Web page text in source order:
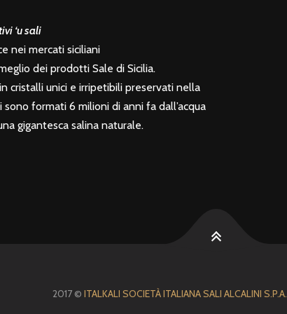
‘u sali
nei mercati siciliani
dei prodotti Sale di Sicilia.
cristalli unici e irripetibili preservati nella
formati 6 milioni di anni fa dall’acqua
gigantesca salina naturale.
2017 © ITALKALI SOCIETÀ ITALIANA SALI ALCALINI S.P.A.